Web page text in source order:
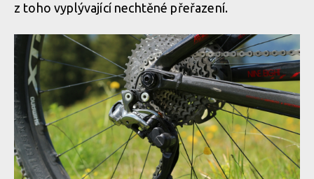
z toho vyplývající nechtěné přeřazení.